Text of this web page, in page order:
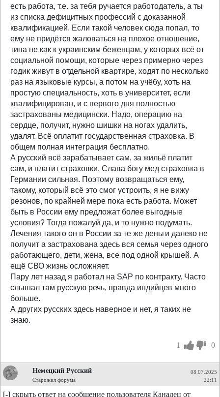
есть работа, т.е. за тебя ручается работодатель, а ты
из списка дефицитных профессий с доказанной
квалификацией. Если такой человек сюда попал, то
ему не придётся жаловаться на плохое отношение,
типа не как к украинским беженцам, у которых всё от
социальной помощи, которые через примерно через
годик живут в отдельной квартире, ходят по несколько
раз на языковые курсы, а потом на учёбу, хоть на
простую специальность, хоть в университет, если
квалифицирован, и с первого дня полностью
застрахованы медицински. Надо, операцию на
сердце, получит, нужно шишки на ногах удалить,
удалят. Всё оплатит государственная страховка. В
общем полная интеграция бесплатно.
А русский всё зарабатывает сам, за жильё платит
сам, и платит страховки. Слава богу мед страховка в
Германии сильная. Поэтому возвращаться ему,
такому, который всё это смог устроить, я не вижу
резонов, по крайней мере пока есть работа. Может
быть в России ему предложат более выгодные
условия? Тогда пожалуй да, и то нужно подумать.
Лечения такого он в России за те же деньги далеко не
получит а застрахована здесь вся семья через одного
работающего, дети, жена, все под одной крышей. А
ещё СВО жизнь осложняет.
Пару лет назад я работал на SAP по контракту. Часто
слышал там русскую речь, правда индийцев много
больше.
А других русских здесь наверное и нет, я таких не
знаю.
1 0
Немецкий Русский
Старожил форума
08.07.2025
22:11
[-] скрыть ответ на сообщение пользователя Канадец от